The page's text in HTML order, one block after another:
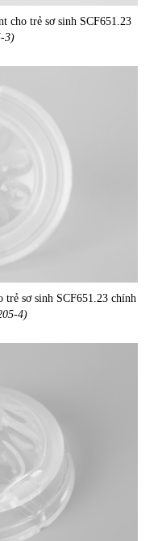
cho trẻ sơ sinh SCF651.23
3)
sơ sinh SCF651.23 chính
4)